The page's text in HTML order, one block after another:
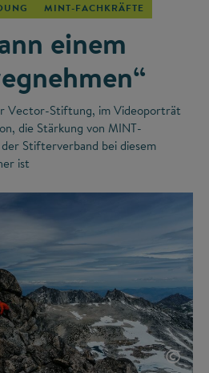
MINT-FACHKRÄFTE
einem
Vector-Stiftung, im Videoporträt
die Stärkung von MINT-
Stifterverband bei diesem
ist
©